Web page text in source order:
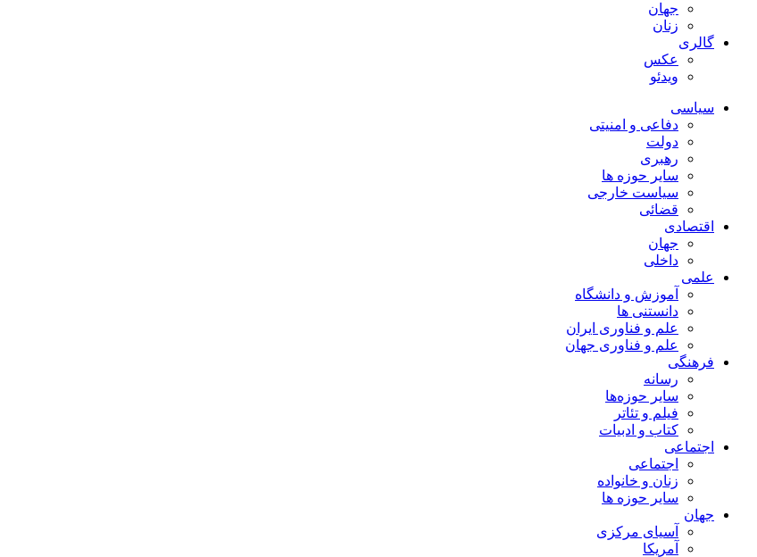
جهان
زنان
گالری
عکس
ویدئو
سیاسی
دفاعی و امنیتی
دولت
رهبری
سایر حوزه ها
سیاست خارجی
قضائی
اقتصادی
جهان
داخلی
علمی
آموزش و دانشگاه
دانستنی ها
علم و فناوری ایران
علم و فناوری جهان
فرهنگی
رسانه
سایر حوزه‌ها
فیلم و تئاتر
کتاب و ادبیات
اجتماعی
اجتماعی
زنان و خانواده
سایر حوزه ها
جهان
آسیای مرکزی
آمریکا